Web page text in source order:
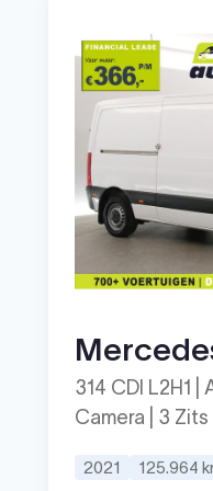
314 CDI L2H1 |
Camera | 3
2021 125.964